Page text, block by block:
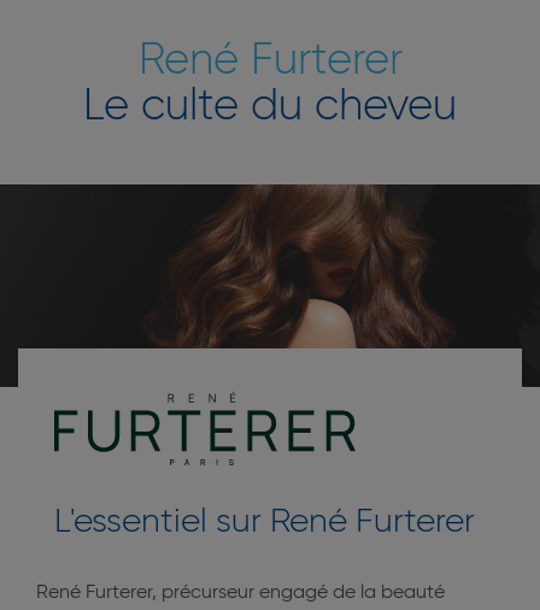
René Furterer
Le culte du cheveu
L'essentiel sur René Furterer
René Furterer, précurseur engagé de la beauté